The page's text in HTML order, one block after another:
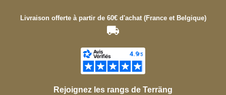
Livraison offerte à partir de 60€ d'achat (France et Belgique)
Rejoignez les rangs de Terräng